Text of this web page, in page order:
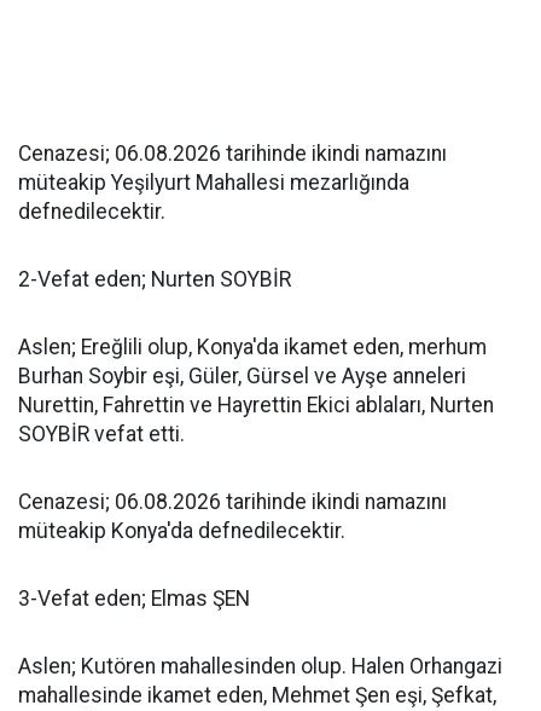
Cenazesi; 06.08.2026 tarihinde ikindi namazını
müteakip Yeşilyurt Mahallesi mezarlığında
defnedilecektir.
2-Vefat eden; Nurten SOYBİR
Aslen; Ereğlili olup, Konya'da ikamet eden, merhum
Burhan Soybir eşi, Güler, Gürsel ve Ayşe anneleri
Nurettin, Fahrettin ve Hayrettin Ekici ablaları, Nurten
SOYBİR vefat etti.
Cenazesi; 06.08.2026 tarihinde ikindi namazını
müteakip Konya'da defnedilecektir.
3-Vefat eden; Elmas ŞEN
Aslen; Kutören mahallesinden olup. Halen Orhangazi
mahallesinde ikamet eden, Mehmet Şen eşi, Şefkat,